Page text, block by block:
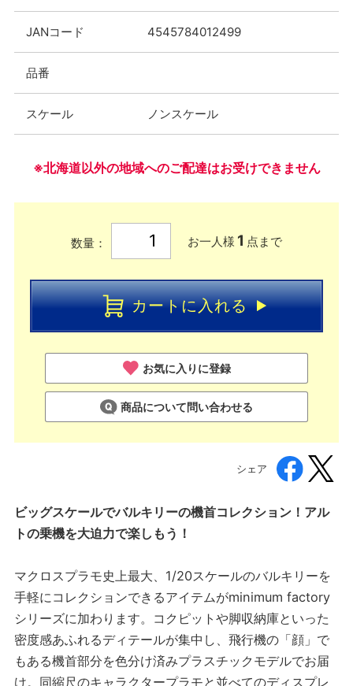
JANコード 4545784012499
品番
スケール ノンスケール
※北海道以外の地域へのご配達はお受けできません
数量： お一人様 1 点まで
カートに入れる
お気に入りに登録
商品について問い合わせる
シェア
ビッグスケールでバルキリーの機首コレクション！アル
トの乗機を大迫力で楽しもう！
マクロスプラモ史上最大、1/20スケールのバルキリーを
手軽にコレクションできるアイテムがminimum factory
シリーズに加わります。コクピットや脚収納庫といった
密度感あふれるディテールが集中し、飛行機の「顔」で
もある機首部分を色分け済みプラスチックモデルでお届
け。同縮尺のキャラクタープラモと並べてのディスプレ